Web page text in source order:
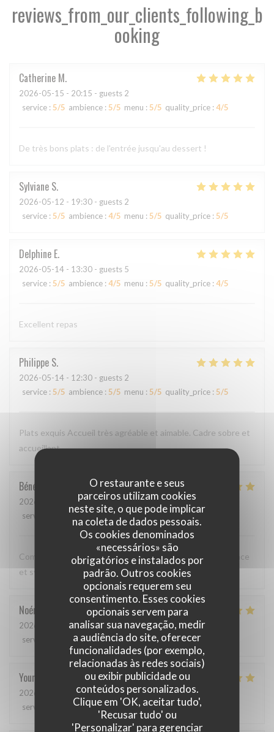
O restaurante e seus
parceiros utilizam cookies
neste site, o que pode implicar
na coleta de dados pessoais.
Os cookies denominados
«necessários» são
obrigatórios e instalados por
padrão. Outros cookies
opcionais requerem seu
consentimento. Esses cookies
opcionais servem para
analisar sua navegação, medir
a audiência do site, oferecer
funcionalidades (por exemplo,
relacionadas às redes sociais)
ou exibir publicidade ou
conteúdos personalizados.
Clique em 'OK, aceitar tudo',
'Recusar tudo' ou
'Personalizar' para gerenciar
reviews_from_our_clients_following_b
ooking
Catherine M
2026-05-15 - 20:15 - guests 2
service : 5/5 ambience : 5/5 menu : 5/5 quality_price : 4/5
De très bons plats : de l'entrée jusqu'au dessert !
Sylviane S
2026-05-12 - 19:30 - guests 2
service : 5/5 ambience : 4/5 menu : 5/5 quality_price : 5/5
Delphine E
2026-05-14 - 13:30 - guests 5
service : 5/5 ambience : 4/5 menu : 5/5 quality_price : 4/5
Excellent repas
Philippe S
2026-05-14 - 12:30 - guests 2
service : 5/5 ambience : 5/5 menu : 5/5 quality_price : 5/5
Plats exquis Accueil très agréable et aimable. Cadre sobre et
accueillant.
Bénédicte
2026-05-12
- 20:00 - guests 3
service
ambience: 5/5 menu : 5/5 quality_price
Comme toujours, cuisine excellente, service discret, efficace
et sympathique. Merci beaucoup !
Noémie
2026-05-06
- 13:00 - guests 2
service
ambience:5/5 menu:5/5 quality_price
Youri
2026-04-22
- 12:00 - guests 2
service
ambience :4/5 menu:5/5 quality_price